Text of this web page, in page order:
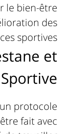
le bien-être
des
sportives.
et
protocole
fait avec